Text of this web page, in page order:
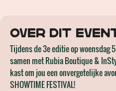
Over dit
Tijdens de 3e editie op woensdag
samen met Rubia Boutique &
kast om jou een onvergetelijke
SHOWTIME FESTIVAL!